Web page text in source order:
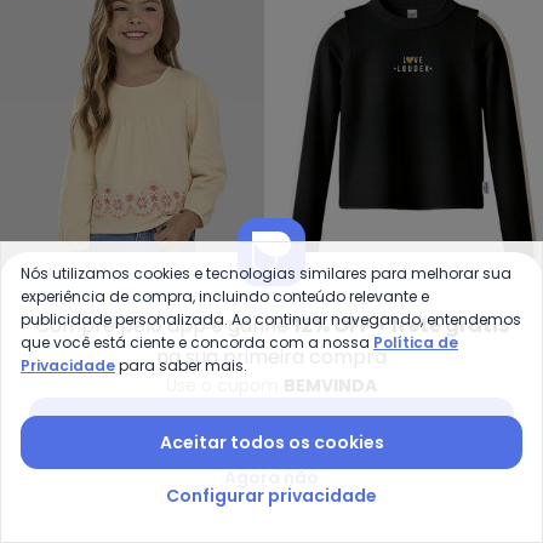
Kely Kety - Blusa Infantil
Blusa Infantil Menina
Manga Longa com
KELY KETY
A partir deR$ 33,96R$ 84,90
Blusa Canelada Love
MALWEE KIDS
-30%
-52%
Compre pelo app e ganhe12% OFF + frete grátis
na sua primeira compra
Nós utilizamos cookies e tecnologias similares para melhorar sua
experiência de compra, incluindo conteúdo relevante e
publicidade personalizada. Ao continuar navegando, entendemos
que você está ciente e concorda com a nossa Política de
Privacidadepara saber mais.
Aceitar todos os cookies
Configurar privacidade